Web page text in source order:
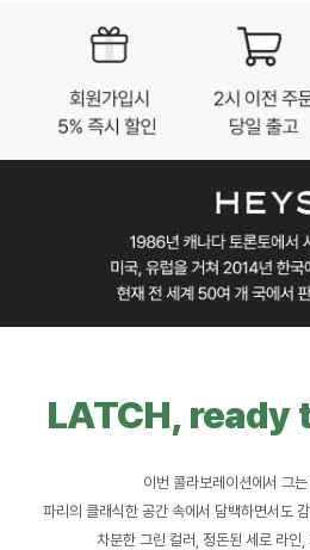
LATCH, ready
이번 콜라보레이션에서 그
파리의 클래식한 공간 속에서 담백하면서도
차분한 그린 컬러, 정돈된 세로 라인